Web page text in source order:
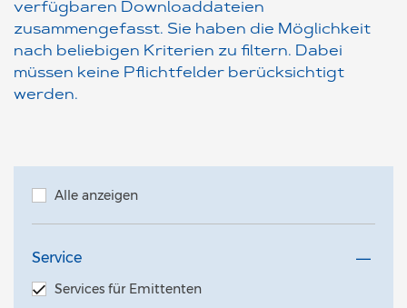
verfügbaren Downloaddateien
zusammengefasst. Sie haben die Möglichkeit
nach beliebigen Kriterien zu filtern. Dabei
müssen keine Pflichtfelder berücksichtigt
werden.
Alle anzeigen
Service
Services für Emittenten